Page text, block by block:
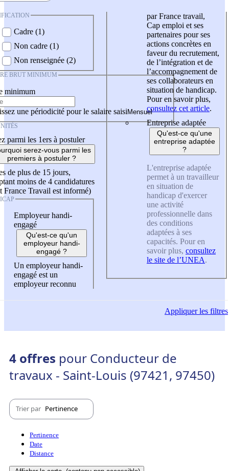
Cadre (1)
Non cadre (1)
Non renseignée (2)
BRUT MINIMUM
minimum
une périodicité pour le salaire saisi
parmi les 1ers à postuler
serez-vous parmi les
premiers à postuler ?
de plus de 15 jours,
moins de 4 candidatures
France Travail est informé)
Employeur handi-
engagé
Qu'est-ce qu'un
employeur handi-
engagé ?
Un employeur handi-
engagé est un
employeur reconnu
par France travail,
Cap emploi et ses
partenaires pour ses
actions concrètes en
faveur du recrutement,
de l’intégration et de
l’accompagnement de
ses collaborateurs en
situation de handicap.
Pour en savoir plus,
consultez cet article.
Entreprise adaptée
Qu'est-ce qu'une
entreprise adaptée
?
L'entreprise adaptée
permet à un travailleur
en situation de
handicap d'exercer
une activité
professionnelle dans
des conditions
adaptées à ses
capacités. Pour en
savoir plus, consultez
le site de l’UNEA.
Appliquerles filtres
4 offres pour Conducteur de
travaux - Saint-Louis (97421, 97450)
Trier par Pertinence
Pertinence
Date
Distance